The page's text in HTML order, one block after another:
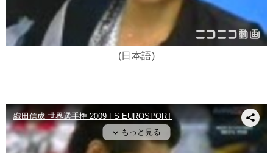
(日本語)